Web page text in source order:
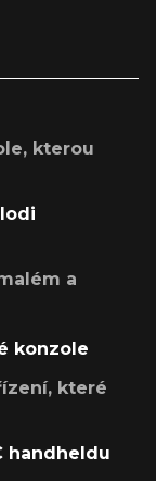
kterou
a
konzole
které
handheldu